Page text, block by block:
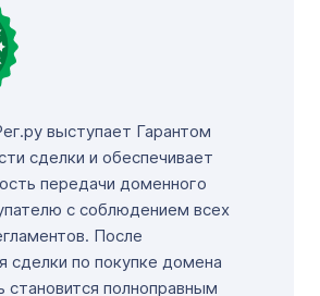
выступает Гарантом
сделки и обеспечивает
передачи доменного
с соблюдением всех
После
сделки по покупке домена
становится полноправным